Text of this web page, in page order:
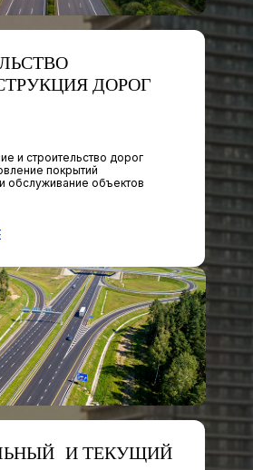
ДОРОГ
и строительство дорог
покрытий
обслуживание объектов
И ТЕКУЩИЙ